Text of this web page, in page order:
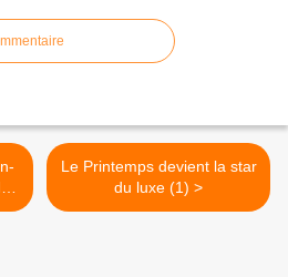
Le Printemps devient la star
du luxe (1) >